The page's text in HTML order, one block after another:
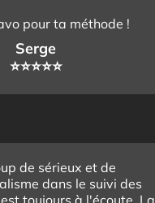
pour ta méthode !
Serge
⭐️⭐️⭐️⭐️⭐️
de sérieux et de
dans le suivi des
toujours à l'écoute. La